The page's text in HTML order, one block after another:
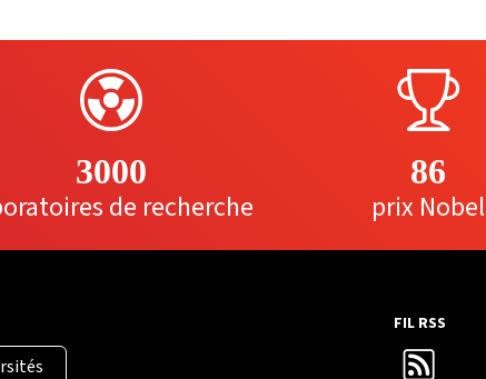
3000
de recherche
86
prix Nobel
FIL RSS